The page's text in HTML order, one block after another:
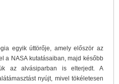
egyik úttörője, amely először az
a NASA kutatásaiban, majd később
az alvásiparban is elterjedt. A
nyújt, mivel tökéletesen